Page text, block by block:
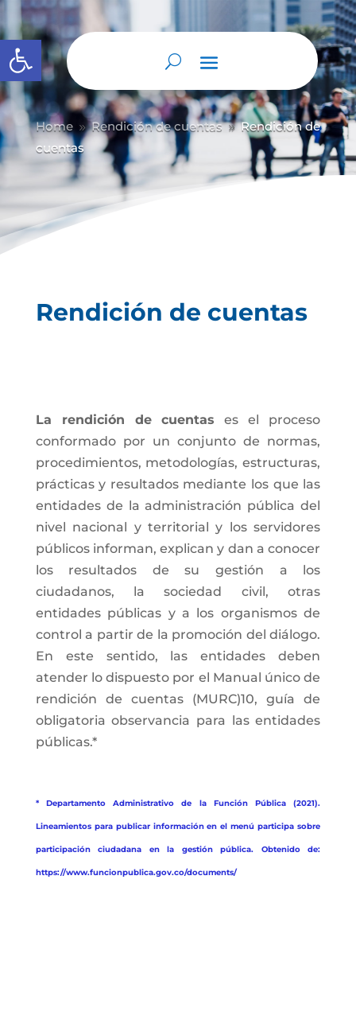
Abrir barra de herramientas
Home 9 Rendición de cuentas 9 Rendición de
cuentas
Rendición de cuentas
La rendición de cuentas es el proceso
conformado por un conjunto de normas,
procedimientos, metodologías, estructuras,
prácticas y resultados mediante los que las
entidades de la administración pública del
nivel nacional y territorial y los servidores
públicos informan, explican y dan a conocer
los resultados de su gestión a los
ciudadanos, la sociedad civil, otras
entidades públicas y a los organismos de
control a partir de la promoción del diálogo.
En este sentido, las entidades deben
atender lo dispuesto por el Manual único de
rendición de cuentas (MURC)10, guía de
obligatoria observancia para las entidades
públicas.*
* Departamento Administrativo de la Función Pública (2021).
Lineamientos para publicar información en el menú participa sobre
participación ciudadana en la gestión pública. Obtenido de:
https://www.funcionpublica.gov.co/documents/